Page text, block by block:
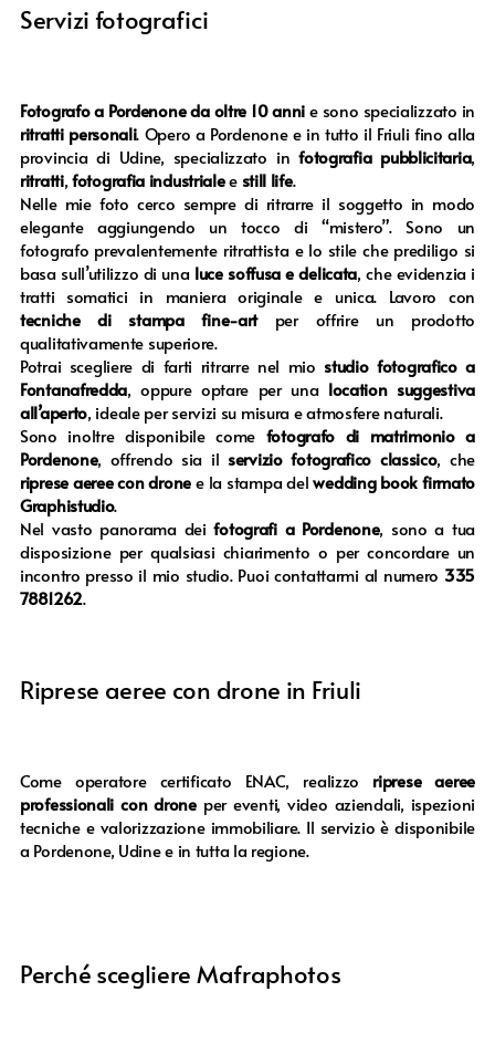
Servizi fotografici
Fotografo a Pordenone da oltre 10 annie sono specializzato in
ritratti personali. Opero a Pordenone e in tutto il Friuli fino alla
provincia di Udine, specializzato infotografia pubblicitaria,
ritratti,fotografia industrialee still life.
Nelle mie foto cerco sempre di ritrarre il soggetto in modo
elegante aggiungendo un tocco di “mistero”. Sono un
fotografo prevalentemente ritrattista e lo stile che prediligo si
basa sull’utilizzo di una luce soffusa e delicata, che evidenzia i
tratti somatici in maniera originale e unica. Lavoro con
tecniche di stampa fine-artper offrire un prodotto
qualitativamente superiore.
Potrai scegliere di farti ritrarre nel mio studio fotografico a
Fontanafredda, oppure optare per una location suggestiva
all’aperto, ideale per servizi su misura e atmosfere naturali.
Sono inoltre disponibile come fotografo di matrimonio a
Pordenone, offrendo sia il servizio fotografico classico, che
riprese aeree con dronee la stampa delwedding book firmato
Graphistudio.
Nel vasto panorama deifotografi a Pordenone, sono a tua
disposizione per qualsiasi chiarimento o per concordare un
incontro presso il mio studio. Puoi contattarmi al numero 335
7881262.
Riprese aeree con drone in Friuli
Come operatore certificato ENAC, realizzo riprese aeree
professionali con droneper eventi, video aziendali, ispezioni
tecniche e valorizzazione immobiliare. Il servizio è disponibile
a Pordenone, Udine e in tutta la regione.
Perché scegliere Mafraphotos